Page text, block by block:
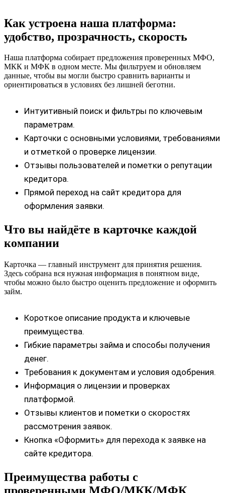
Как устроена наша платформа:
удобство, прозрачность, скорость
Наша платформа собирает предложения проверенных МФО,
МКК и МФК в одном месте. Мы фильтруем и обновляем
данные, чтобы вы могли быстро сравнить варианты и
ориентироваться в условиях без лишней беготни.
Интуитивный поиск и фильтры по ключевым
параметрам.
Карточки с основными условиями, требованиями
и отметкой о проверке лицензии.
Отзывы пользователей и пометки о репутации
кредитора.
Прямой переход на сайт кредитора для
оформления заявки.
Что вы найдёте в карточке каждой
компании
Карточка — главный инструмент для принятия решения.
Здесь собрана вся нужная информация в понятном виде,
чтобы можно было быстро оценить предложение и оформить
займ.
Короткое описание продукта и ключевые
преимущества.
Гибкие параметры займа и способы получения
денег.
Требования к документам и условия одобрения.
Информация о лицензии и проверках
платформой.
Отзывы клиентов и пометки о скоростях
рассмотрения заявок.
Кнопка «Оформить» для перехода к заявке на
сайте кредитора.
Преимущества работы с